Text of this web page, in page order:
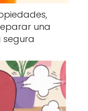
una
segura